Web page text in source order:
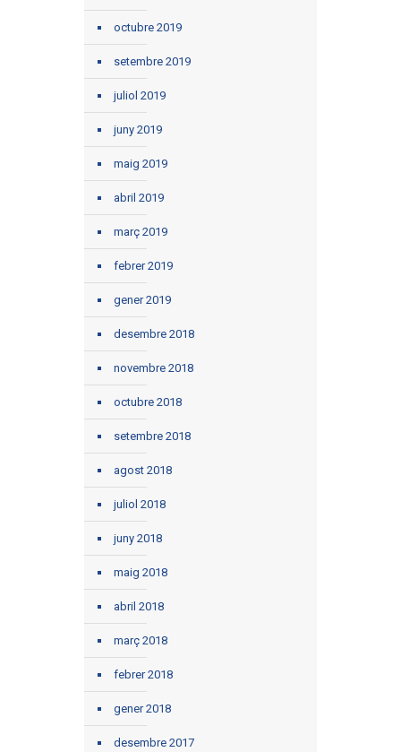
octubre 2019
setembre 2019
juliol 2019
juny 2019
maig 2019
abril 2019
març 2019
febrer 2019
gener 2019
desembre 2018
novembre 2018
octubre 2018
setembre 2018
agost 2018
juliol 2018
juny 2018
maig 2018
abril 2018
març 2018
febrer 2018
gener 2018
desembre 2017